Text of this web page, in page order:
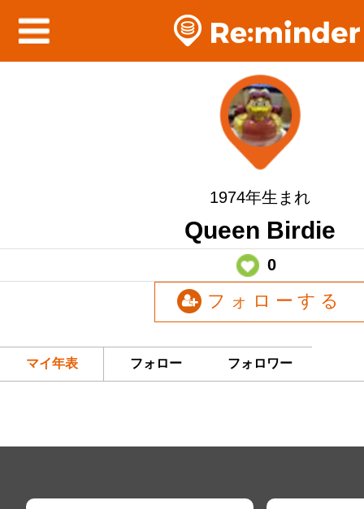
1974年生まれ
Queen Birdie
0
フォローする
マイ年表 フォロー フォロワー